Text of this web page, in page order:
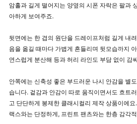
암홀과 길게 떨어지는 양옆의 시폰 자락은 팔과
아하게 보여주죠.
뒷면에는 한 겹의 원단을 드레이프처럼 길게 내
음을 옮길 때마다 가볍게 흔들리며 뒷모습까지
연스럽게 분산해 등과 허리 라인도 부담 없이 감
안쪽에는 신축성 좋은 부드러운 나시 안감을 별
습니다. 겉감과 안감이 따로 움직이면서도 흐트
고 단단하게 봉제한 클래시컬리 제작 상품이에
랙스와는 단정하게, 프린트 팬츠와는 한층 감각